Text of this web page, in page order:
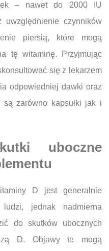
– nawet do 2000 IU
czynników
piersią, które mogą
tę witaminę. Przyjmując
się z lekarzem
odpowiedniej dawki oraz
zarówno kapsułki jak i
uboczne
D jest generalnie
jednak nadmierna
do skutków ubocznych
D. Objawy te mogą